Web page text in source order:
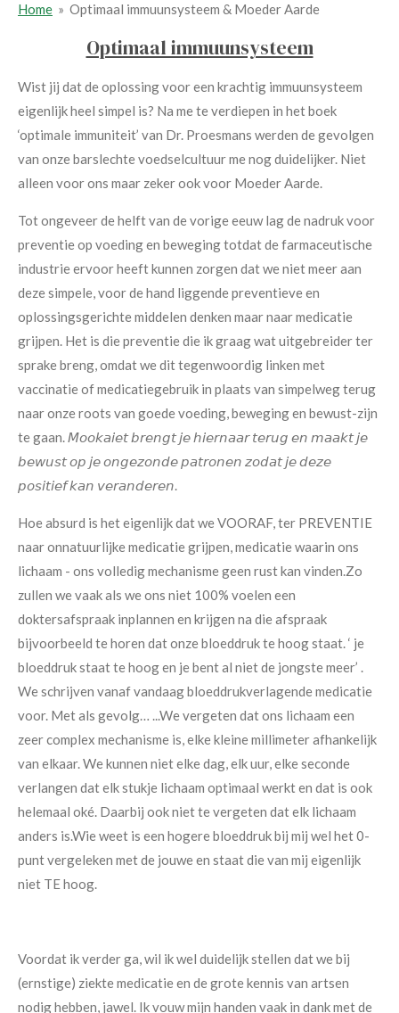
Home » Optimaal immuunsysteem & Moeder Aarde
Optimaal immuunsysteem
Wist jij dat de oplossing voor een krachtig immuunsysteem
eigenlijk heel simpel is? Na me te verdiepen in het boek
‘optimale immuniteit’ van Dr. Proesmans werden de gevolgen
van onze barslechte voedselcultuur me nog duidelijker. Niet
alleen voor ons maar zeker ook voor Moeder Aarde.
Tot ongeveer de helft van de vorige eeuw lag de nadruk voor
preventie op voeding en beweging totdat de farmaceutische
industrie ervoor heeft kunnen zorgen dat we niet meer aan
deze simpele, voorde hand liggende preventieve en
oplossingsgerichte middelen denken maar naar medicatie
grijpen. Het is die preventie die ik graag wat uitgebreider ter
sprake breng, omdat we dit tegenwoordig linken met
vaccinatie of medicatiegebruik in plaats van simpelweg terug
naar onze roots van goede voeding, beweging en bewust-zijn
te gaan.𝘔𝘰𝘰𝘬𝘢𝘪𝘦𝘵 𝘣𝘳𝘦𝘯𝘨𝘵 𝘫𝘦 𝘩𝘪𝘦𝘳𝘯𝘢𝘢𝘳 𝘵𝘦𝘳𝘶𝘨 𝘦𝘯 𝘮𝘢𝘢𝘬𝘵 𝘫𝘦
𝘣𝘦𝘸𝘶𝘴𝘵 𝘰𝘱 𝘫𝘦 𝘰𝘯𝘨𝘦𝘻𝘰𝘯𝘥𝘦 𝘱𝘢𝘵𝘳𝘰𝘯𝘦𝘯 𝘻𝘰𝘥𝘢𝘵 𝘫𝘦 𝘥𝘦𝘻𝘦
𝘱𝘰𝘴𝘪𝘵𝘪𝘦𝘧 𝘬𝘢𝘯 𝘷𝘦𝘳𝘢𝘯𝘥𝘦𝘳𝘦𝘯.
Hoe absurd is het eigenlijk dat we VOORAF, ter PREVENTIE
naar onnatuurlijke medicatie grijpen, medicatie waarin ons
lichaam - ons volledig mechanisme geen rust kan vinden.Zo
zullen we vaak als we ons niet 100% voelen een
doktersafspraak inplannen en krijgen na die afspraak
bijvoorbeeld te horen dat onze bloeddruk te hoog staat.‘ je
bloeddruk staat te hoog en je bent al niet de jongste meer’ .
We schrijven vanaf vandaag bloeddrukverlagende medicatie
voor. Met als gevolg… ...We vergeten dat ons lichaam een
zeer complex mechanisme is, elke kleine millimeter afhankelijk
van elkaar. We kunnen niet elke dag, elk uur, elke seconde
verlangen dat elk stukje lichaam optimaal werkt en dat is ook
helemaal oké. Daarbij ook niet te vergeten dat elk lichaam
anders is.Wie weet is een hogere bloeddruk bij mij wel het 0-
punt vergeleken met de jouwe en staat die van mij eigenlijk
niet TE hoog.
Voordat ik verder ga, wil ik wel duidelijk stellen dat we bij
(ernstige) ziekte medicatie en de grote kennis van artsen
nodig hebben, jawel. Ik vouw mijn handen vaak in dank met de